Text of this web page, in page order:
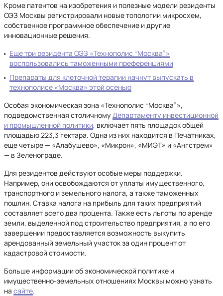
Кроме патентов на изобретения и полезные модели резиденты
ОЭЗ Москвы регистрировали новые топологии микросхем,
собственное программное обеспечение и другие
инновационные решения.
Еще три резидента ОЭЗ «Технополис “Москва”»
воспользовались таможенными преференциями
Препараты для клеточной терапии начнут выпускать в
технополисе «Москва» этой осенью
Особая экономическая зона «Технополис “Москва”»,
подведомственная столичномуДепартаменту инвестиционной
и промышленной политики, включает пять площадок общей
площадью 223,3 гектара. Одна из них находится в Печатниках,
еще четыре — «Алабушево», «Микрон», «МИЭТ» и «Ангстрем»
— в Зеленограде.
Для резидентов действуют особые меры поддержки.
Например, они освобождаются от уплаты имущественного,
транспортного и земельного налога, а также таможенных
пошлин. Ставка налога на прибыль для таких предприятий
составляет всего два процента. Также есть льготы по аренде
земли, выделенной под строительство предприятия, а по его
завершении предоставляется возможность выкупить
арендованный земельный участок за один процент от
кадастровой стоимости.
Больше информации об экономической политике и
имущественно-земельных отношениях Москвы можно узнать
на сайте.